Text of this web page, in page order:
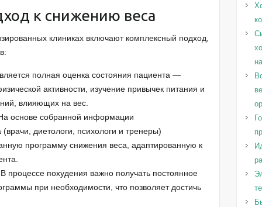
к снижению веса
клиниках включают комплексный подход,
полная оценка состояния пациента —
активности, изучение привычек питания и
влияющих на вес.
основе собранной информации
диетологи, психологи и тренеры)
программу снижения веса, адаптированную к
процессе похудения важно получать постоянное
при необходимости, что позволяет достичь